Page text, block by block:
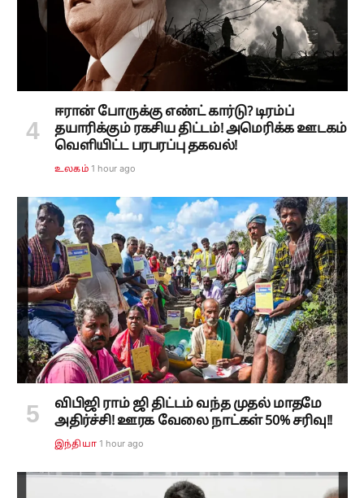
ஈரான் போருக்கு எண்ட் கார்டு? டிரம்ப்
தயாரிக்கும் ரகசிய திட்டம்! அமெரிக்க ஊடகம்
வெளியிட்ட பரபரப்பு தகவல்!
உலகம் 1 hour ago
விபிஜி ராம் ஜி திட்டம் வந்த முதல் மாதமே
அதிர்ச்சி! ஊரக வேலை நாட்கள் 50% சரிவு!!
இந்தியா 1 hour ago